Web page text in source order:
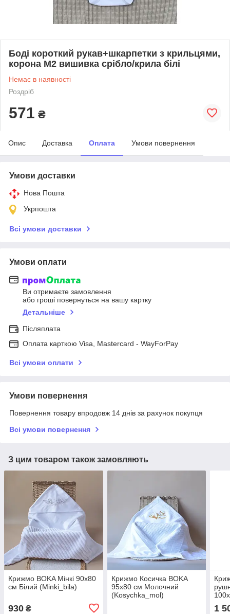
Боді короткий рукав+шкарпетки з крильцями,
корона М2 вишивка срібло/крила білі
Немає в наявності
Роздріб
571 ₴
Опис Доставка Оплата Умови повернення
Умови доставки
Нова Пошта
Укрпошта
Всі умови доставки
Умови оплати
Ви отримаєте замовлення
або гроші повернуться на вашу картку
Детальніше
Післяплата
Оплата карткою Visa, Mastercard - WayForPay
Всі умови оплати
Умови повернення
Повернення товару впродовж 14 днів за рахунок покупця
Всі умови повернення
З цим товаром також замовляють
Крижмо BOKA Мінкі 90х80
см Білий (Minki_bila)
930 ₴
Крижмо Косичка BOKA
95x80 см Молочний
(Kosychka_mol)
1